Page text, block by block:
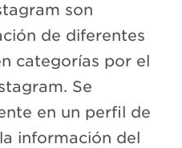
son
de diferentes
categorías por el
Se
en un perfil de
información del